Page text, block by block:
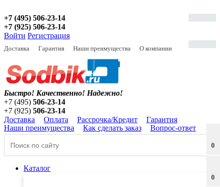
+7 (495) 506-23-14
+7 (925) 506-23-14
Войти Регистрация
Доставка Гарантия Наши преимущества О компании
0
0
Быстро! Качественно! Надежно!
+7 (495) 506-23-14
+7 (925) 506-23-14
Доставка
Оплата Рассрочка/Кредит
Гарантия
Наши преимущества
Как сделать заказ Вопрос-ответ
Каталог